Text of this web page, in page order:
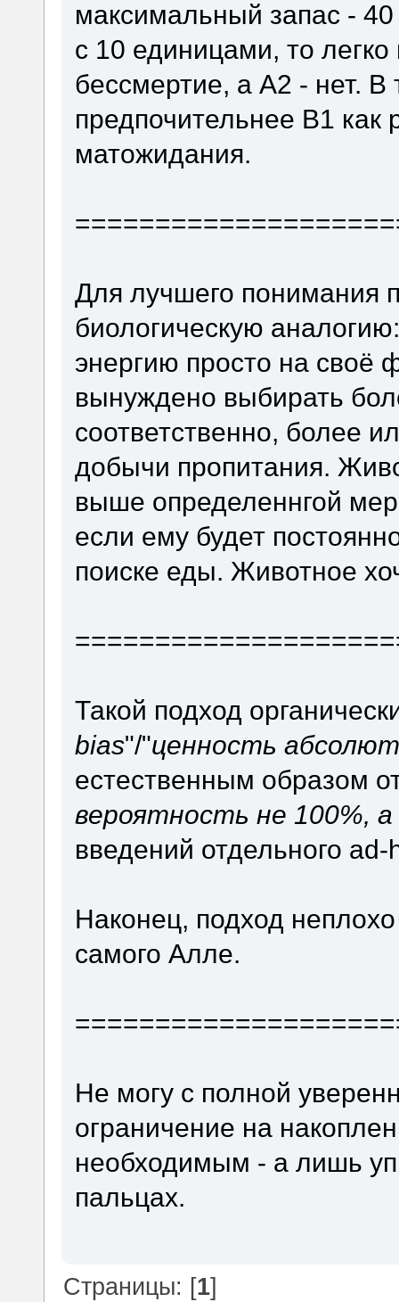
максимальный запас -
с 10 единицами, то легко
бессмертие, а A2 - нет.
предпочительнее B1 как
матожидания.
Для лучшего понимания
биологическую
энергию просто на своё
вынуждено выбирать
соответственно, более
добычи пропитания.
выше определеннгой
если ему будет
поиске еды. Животное
Такой подход
bias"/"ценность
естественным образом
вероятность не 100%,
введений отдельного
Наконец, подход
самого Алле.
Не могу с полной
ограничение на
необходимым - а лишь
пальцах.
Страницы: [1]